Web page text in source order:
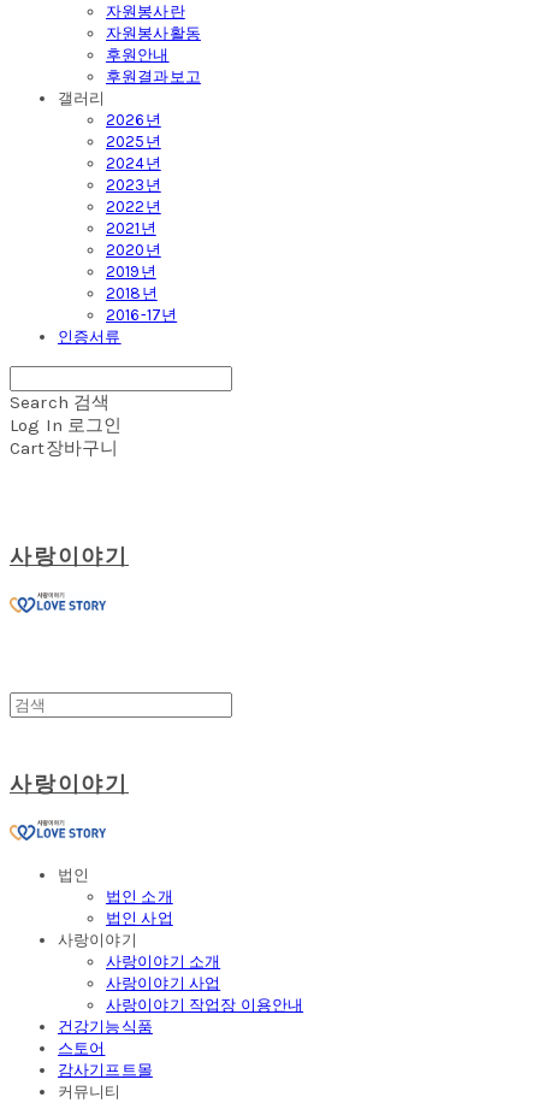
자원봉사란
자원봉사활동
후원안내
후원결과보고
갤러리
2026년
2025년
2024년
2023년
2022년
2021년
2020년
2019년
2018년
2016-17년
인증서류
Search 검색
Log In 로그인
Cart장바구니
사랑이야기
사랑이야기
법인
법인 소개
법인 사업
사랑이야기
사랑이야기 소개
사랑이야기 사업
사랑이야기 작업장 이용안내
건강기능식품
스토어
감사기프트몰
커뮤니티